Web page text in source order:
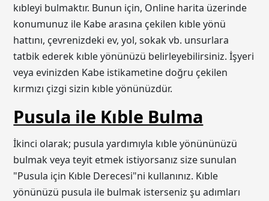
kıbleyi bulmaktır. Bunun için, Online harita üzerinde
konumunuz ile Kabe arasına çekilen kıble yönü
hattını, çevrenizdeki ev, yol, sokak vb. unsurlara
tatbik ederek kıble yönünüzü belirleyebilirsiniz. İşyeri
veya evinizden Kabe istikametine doğru çekilen
kırmızı çizgi sizin kıble yönünüzdür.
Pusula ile Kıble Bulma
İkinci olarak; pusula yardımıyla kıble yönününüzü
bulmak veya teyit etmek istiyorsanız size sunulan
"Pusula için Kıble Derecesi"ni kullanınız. Kıble
yönünüzü pusula ile bulmak isterseniz şu adımları